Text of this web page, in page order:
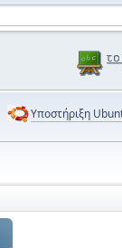
Υποστήριξη